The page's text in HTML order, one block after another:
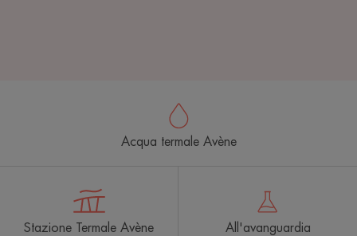
Acqua termale Avène
Stazione Termale Avène
All'avanguardia